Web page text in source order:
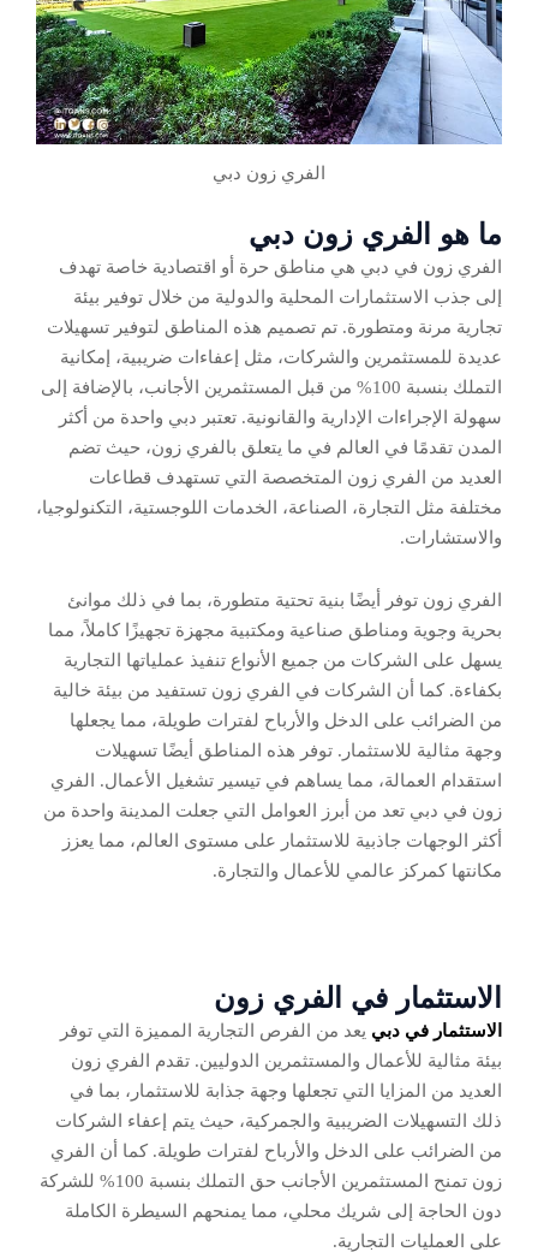
الفري زون دبي
ما هو الفري زون دبي
الفري زون في دبي هي مناطق حرة أو اقتصادية خاصة تهدف
إلى جذب الاستثمارات المحلية والدولية من خلال توفير بيئة
تجارية مرنة ومتطورة. تم تصميم هذه المناطق لتوفير تسهيلات
عديدة للمستثمرين والشركات، مثل إعفاءات ضريبية، إمكانية
التملك بنسبة 100% من قبل المستثمرين الأجانب، بالإضافة إلى
سهولة الإجراءات الإدارية والقانونية. تعتبر دبي واحدة من أكثر
المدن تقدمًا في العالم في ما يتعلق بالفري زون، حيث تضم
العديد من الفري زون المتخصصة التي تستهدف قطاعات
مختلفة مثل التجارة، الصناعة، الخدمات اللوجستية، التكنولوجيا،
والاستشارات.
الفري زون توفر أيضًا بنية تحتية متطورة، بما في ذلك موانئ
بحرية وجوية ومناطق صناعية ومكتبية مجهزة تجهيزًا كاملاً، مما
يسهل على الشركات من جميع الأنواع تنفيذ عملياتها التجارية
بكفاءة. كما أن الشركات في الفري زون تستفيد من بيئة خالية
من الضرائب على الدخل والأرباح لفترات طويلة، مما يجعلها
وجهة مثالية للاستثمار. توفر هذه المناطق أيضًا تسهيلات
استقدام العمالة، مما يساهم في تيسير تشغيل الأعمال. الفري
زون في دبي تعد من أبرز العوامل التي جعلت المدينة واحدة من
أكثر الوجهات جاذبية للاستثمار على مستوى العالم، مما يعزز
مكانتها كمركز عالمي للأعمال والتجارة.
الاستثمار في الفري زون
الاستثمار في دبي يعد من الفرص التجارية المميزة التي توفر
بيئة مثالية للأعمال والمستثمرين الدوليين. تقدم الفري زون
العديد من المزايا التي تجعلها وجهة جذابة للاستثمار، بما في
ذلك التسهيلات الضريبية والجمركية، حيث يتم إعفاء الشركات
من الضرائب على الدخل والأرباح لفترات طويلة. كما أن الفري
زون تمنح المستثمرين الأجانب حق التملك بنسبة 100% للشركة
دون الحاجة إلى شريك محلي، مما يمنحهم السيطرة الكاملة
على العمليات التجارية.